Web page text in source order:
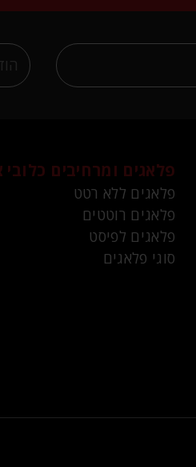
פלאגים ומרחיבים
פלאגים ללא רטט
פלאגים רוטטים
פלאגים לפיסט
סוגי פלאגים
כלובי